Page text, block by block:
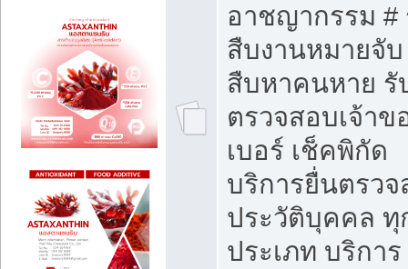
อาชญากรรม #
สืบงานหมายจั
สืบหาคนหาย รั
ตรวจสอบเจ้าข
เบอร์ เช็คพิกัด
บริการยื่นตรว
ประวัติบุคคล ทุ
ประเภท บริการ